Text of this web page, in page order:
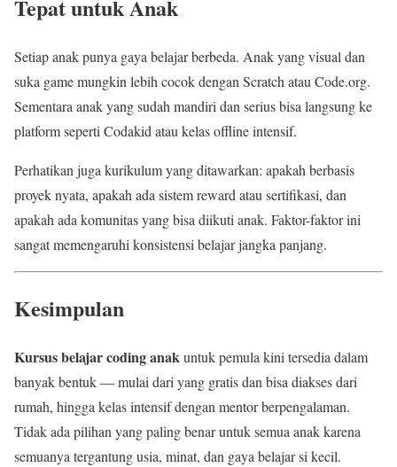
Tepat untuk Anak
Setiap anak punya gaya belajar berbeda. Anak yang visual dan
suka game mungkin lebih cocok dengan Scratch atau Code.org.
Sementara anak yang sudah mandiri dan serius bisa langsung ke
platform seperti Codakid atau kelas offline intensif.
Perhatikan juga kurikulum yang ditawarkan: apakah berbasis
proyek nyata, apakah ada sistem reward atau sertifikasi, dan
apakah ada komunitas yang bisa diikuti anak. Faktor-faktor ini
sangat memengaruhi konsistensi belajar jangka panjang.
Kesimpulan
Kursus belajar coding anakuntuk pemula kini tersedia dalam
banyak bentuk — mulai dari yang gratis dan bisa diakses dari
rumah, hingga kelas intensif dengan mentor berpengalaman.
Tidak ada pilihan yang paling benar untuk semua anak karena
semuanya tergantung usia, minat, dan gaya belajar si kecil.